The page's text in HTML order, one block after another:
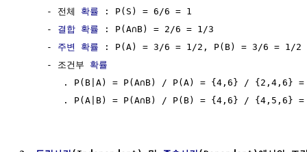
     - 전체
확률 : P(S) = 6/6 = 1
     -
결합 확률 : P(A∩B) = 2/6 = 1/3
     -
주변 확률 : P(A) = 3/6 = 1/2, P(B) = 3/6 = 1/2
     - 조건부
확률
. P(B|A) = P(A∩B) / P(A) = {4,6} / {2,4,6}
. P(A|B) = P(A∩B) / P(B) = {4,6} / {4,5,6}